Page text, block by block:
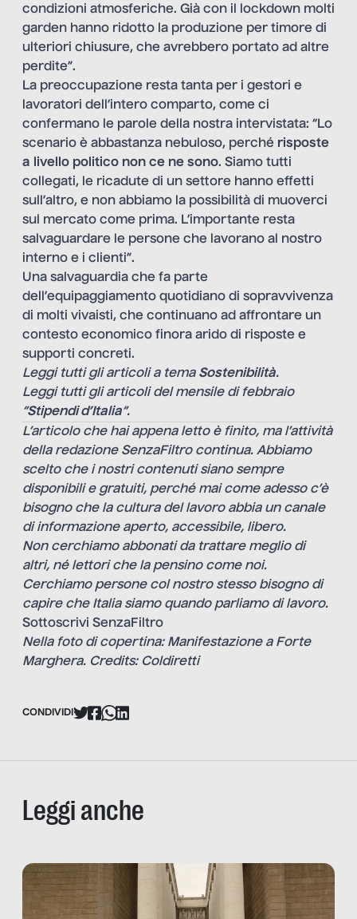
condizioni atmosferiche. Già con il lockdown molti
garden hanno ridotto la produzione per timore di
ulteriori chiusure, che avrebbero portato ad altre
perdite”.
La preoccupazione resta tanta per i gestori e
lavoratori dell’intero comparto, come ci
confermano le parole della nostra intervistata: “Lo
scenario è abbastanza nebuloso, perché risposte
a livello politico non ce ne sono. Siamo tutti
collegati, le ricadute di un settore hanno effetti
sull’altro, e non abbiamo la possibilità di muoverci
sul mercato come prima. L’importante resta
salvaguardare le persone che lavorano al nostro
interno e i clienti”.
Una salvaguardia che fa parte
dell’equipaggiamento quotidiano di sopravvivenza
di molti vivaisti, che continuano ad affrontare un
contesto economico finora arido di risposte e
supporti concreti.
Leggi tutti gli articoli a tema Sostenibilità.
Leggi tutti gli articoli del mensile di febbraio
“Stipendi d’Italia“.
L’articolo che hai appena letto è finito, ma l’attività
della redazione SenzaFiltro continua. Abbiamo
scelto che i nostri contenuti siano sempre
disponibili e gratuiti, perché mai come adesso c’è
bisogno che la cultura del lavoro abbia un canale
di informazione aperto, accessibile, libero.
Non cerchiamo abbonati da trattare meglio di
altri, né lettori che la pensino come noi.
Cerchiamo persone col nostro stesso bisogno di
capire che Italia siamo quando parliamo di lavoro.
Sottoscrivi SenzaFiltro
Nella foto di copertina: Manifestazione a Forte
Marghera. Credits: Coldiretti
CONDIVIDI
Leggi anche